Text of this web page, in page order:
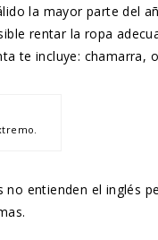
la mayor parte del
rentar la ropa
te incluye: chamarra,
entienden el inglés